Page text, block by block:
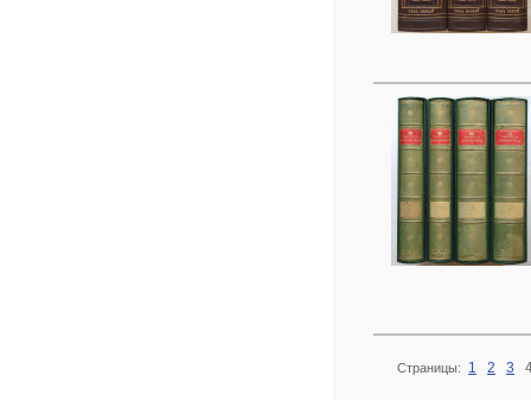
Страницы: 1 2 3